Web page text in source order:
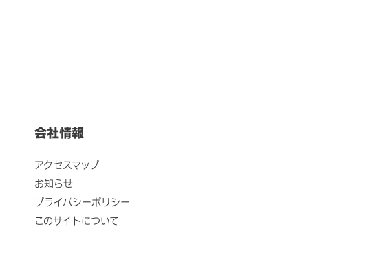
会社情報
アクセスマップ
お知らせ
プライバシーポリシー
このサイトについて